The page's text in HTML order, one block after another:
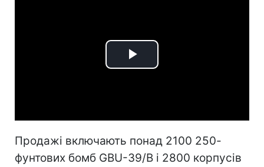
Play
Продажі включають понад 2100 250-
фунтових бомб GBU-39/B і 2800 корпусів